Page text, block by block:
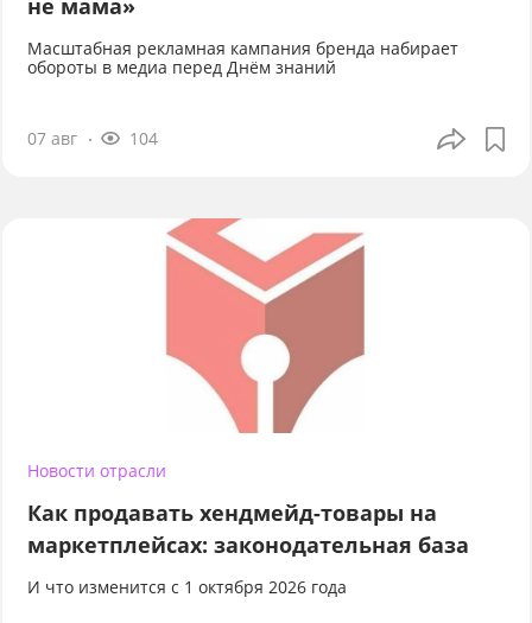
не мама»
Масштабная рекламная кампания бренда набирает
обороты в медиа перед Днём знаний
07 авг 104
Новости отрасли
Как продавать хендмейд-товары на
маркетплейсах: законодательная база
И что изменится с 1 октября 2026 года